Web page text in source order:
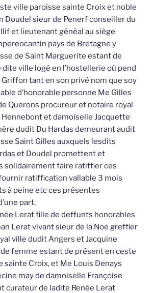
ville paroisse sainte Croix et noble
Doudel sieur de Penerf conseiller du
et lieutenant généal au siège
pays de Bretagne y
de Saint Marguerite estant de
ville logé en l’hostellerie où pend
tant en son privé nom que soy
d’honorable personne Me Gilles
Querons procureur et notaire royal
Hennebont et damoiselle Jacquette
dudit Du Hardas demeurant audit
Saint Gilles auxquels lesdits
et Doudel promettent et
solidairement faire ratiffier ces
ratiffication vallable 3 mois
à peine etc ces présentes
part,
Lerat fille de deffunts honorables
Lerat vivant sieur de la Noe greffier
ville dudit Angers et Jacquine
femme estant de présent en ceste
sainte Croix, et Me Louis Denays
may de damoiselle Françoise
curateur de ladite Renée Lerat